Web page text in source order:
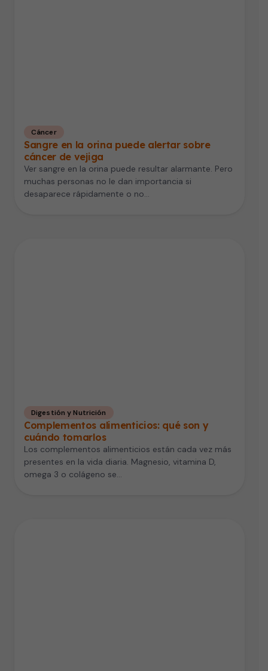
Cáncer
Sangre en la orina puede alertar sobre
cáncer de vejiga
Ver sangre en la orina puede resultar alarmante. Pero
muchas personas no le dan importancia si
desaparece rápidamente o no…
Digestión y Nutrición
Complementos alimenticios: qué son y
cuándo tomarlos
Los complementos alimenticios están cada vez más
presentes en la vida diaria. Magnesio, vitamina D,
omega 3 o colágeno se…